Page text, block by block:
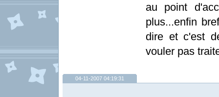
au point
plus...enfin
dire et c'est
vouler pas
04-11-2007 04:19:31